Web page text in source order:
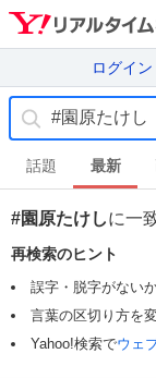
ログイン
話題 最新
#園原たけしに一
再検索のヒント
誤字・脱字がない
言葉の区切り方を
Yahoo!検索でウェ